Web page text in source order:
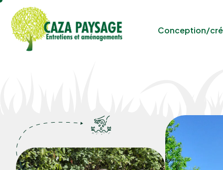
Conception/